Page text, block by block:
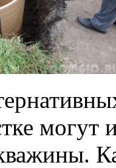
могут